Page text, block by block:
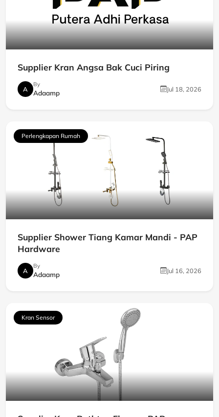
Supplier Kran Angsa Bak Cuci Piring
A
By
Adaamp Jul 18, 2026
Perlengkapan Rumah
Supplier Shower Tiang Kamar Mandi - PAP
Hardware
A
By
Adaamp Jul 16, 2026
Kran Sensor